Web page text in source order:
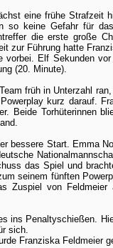
eine frühe Strafzeit
so keine Gefahr für
die erste große
zur Führung hatte
vorbei. Elf Sekunden
(20. Minute).
früh in Unterzahl
kurz darauf.
Beide Torhüterinnen
bessere Start. Emma
das Spiel und
seinem fünften
Zuspiel von
ins Penaltyschießen.
sich.
Franziska Feldmeier